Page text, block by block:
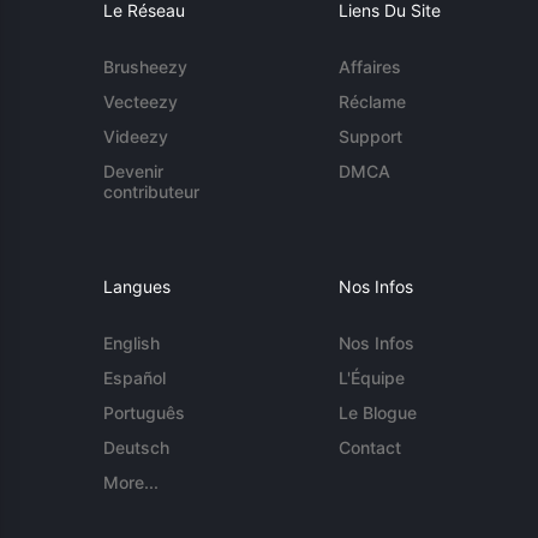
Le Réseau
Brusheezy
Vecteezy
Videezy
Devenir
contributeur
Liens Du Site
Affaires
Réclame
Support
DMCA
Langues
English
Español
Português
Deutsch
More...
Nos Infos
Nos Infos
L'Équipe
Le Blogue
Contact